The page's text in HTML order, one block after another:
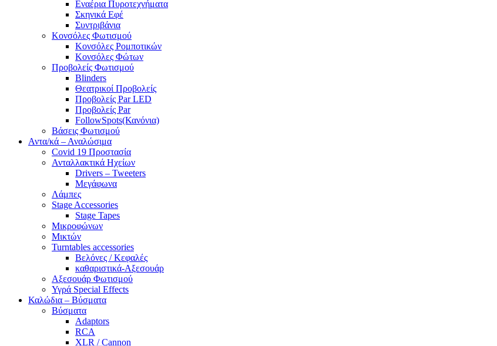
Εναέρια Πυροτεχνήματα
Σκηνικά Εφέ
Συντριβάνια
Κονσόλες Φωτισμού
Κονσόλες Ρομποτικών
Κονσόλες Φώτων
Προβολείς Φωτισμού
Blinders
Θεατρικοί Προβολείς
Προβολείς Par LED
Προβολείς Par
FollowSpots(Κανόνια)
Βάσεις Φωτισμού
Αντα/κά – Αναλώσιμα
Covid 19 Προστασία
Ανταλλακτικά Ηχείων
Drivers – Tweeters
Μεγάφωνα
Λάμπες
Stage Accessories
Stage Tapes
Μικροφώνων
Μικτών
Turntables accessories
Βελόνες / Κεφαλές
καθαριστικά-Αξεσουάρ
Αξεσουάρ Φωτισμού
Υγρά Special Effects
Καλώδια – Βύσματα
Βύσματα
Adaptors
RCA
XLR / Cannon